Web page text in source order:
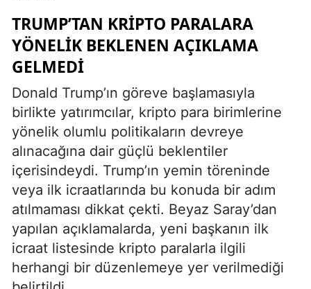
TRUMP’TAN KRIPTO PARALARA
YÖNELIK BEKLENEN AÇIKLAMA
GELMEDI
Donald Trump’ın göreve başlamasıyla
birlikte yatırımcılar, kripto para birimlerine
yönelik olumlu politikaların devreye
alınacağına dair güçlü beklentiler
içerisindeydi. Trump’ın yemin töreninde
veya ilk icraatlarında bu konuda bir adım
atılmaması dikkat çekti. Beyaz Saray’dan
yapılan açıklamalarda, yeni başkanın ilk
icraat listesinde kripto paralarla ilgili
herhangi bir düzenlemeye yer verilmediği